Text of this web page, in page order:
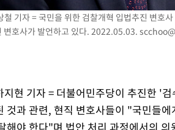
기자 = 국민을 위한 검찰개혁 입법추진 변호
변호사가 발언하고 있다. 2022.05.03.
현 기자 = 더불어민주당이 추진한 '
것과 관련, 현직 변호사들이 "국민들
해야 한다"며 법안 처리 과정에서의